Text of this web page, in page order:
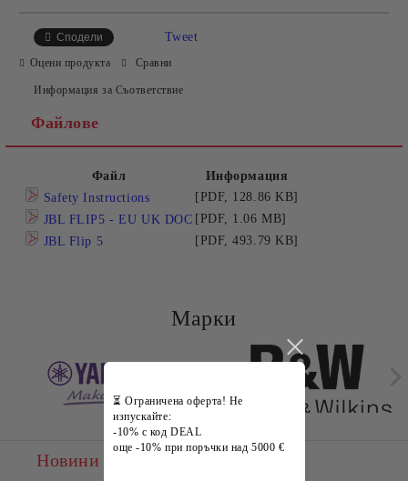
Съгласен съм с
Ние ще се свържем с вас в рамките на работния ден.
Сподели Tweet
Оцени продукта Сравни
Информация за Съответствие
Файлове
Файл
Информация
Safety Instructions
[PDF, 128.86 KB]
JBL FLIP5 - EU UK DOC [PDF, 1.06 MB]
JBL Flip 5
[PDF, 493.79 KB]
Марки
Новини
⏳ Ограничена оферта! Не
изпускайте:
-10% с код DEAL
още -10% при поръчки над 5000 €